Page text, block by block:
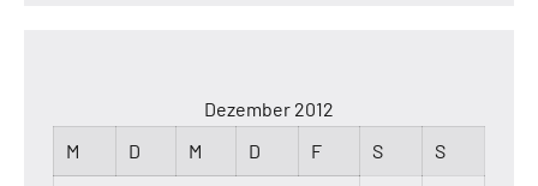
Dezember 2012
M
D M D F S S